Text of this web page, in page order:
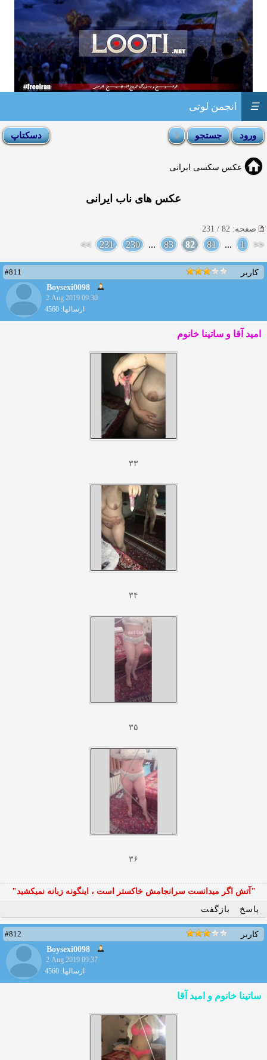
انجمن لوتی ☰
عکس سکسی ایرانی
عکس های ناب ایرانی
صفحه: 82 / 231
<<
1
...
81
82
83
...
230
231
>>
کاربر
#811
Boysexi0098
2 Aug 2019 09:30
ارسالها: 4560
امید آقا و ساتینا خانوم
۳۳
۳۴
۳۵
۳۶
"آتش اگر ميدانست سرانجامش خاكستر است ، اينگونه زبانه نميكشيد"
پاسخ
بازگفت
کاربر
#812
Boysexi0098
2 Aug 2019 09:37
ارسالها: 4560
ساتینا خانوم و امید آقا